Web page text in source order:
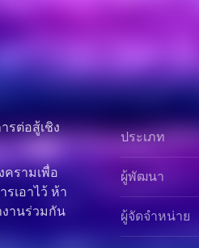
รต่อสู้เชิง
รามเพื่อ
เอาไว้ ห้า
านร่วมกัน
ประเภท
ผู้พัฒนา
ผู้จัดจำหน่าย